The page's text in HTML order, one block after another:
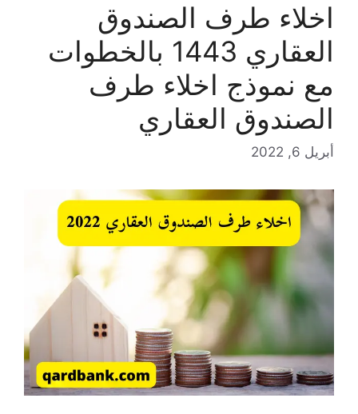
اخلاء طرف الصندوق
العقاري 1443 بالخطوات
مع نموذج اخلاء طرف
الصندوق العقاري
أبريل 6, 2022